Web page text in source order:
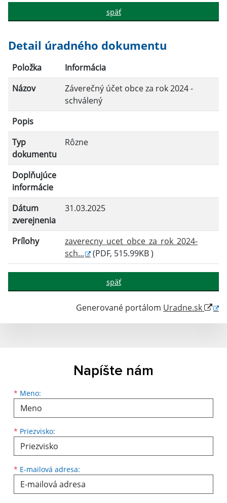
Popis:
Dátum zverejnenia do:
Filtrovať
späť
Detail úradného dokumentu
Položka
Informácia
Názov
Záverečný účet obce za rok 2024 -
schválený
Popis
Typ
dokumentu
Rôzne
Doplňujúce
informácie
Dátum
zverejnenia
31.03.2025
Prílohy
zaverecny_ucet_obce_za_rok_2024-
sch...
(PDF, 515.99KB )
späť
Generované portálom Uradne.sk
Napíšte nám
* Meno:
Meno
* Priezvisko:
Priezvisko
* E-mailová adresa:
E-mailová adresa